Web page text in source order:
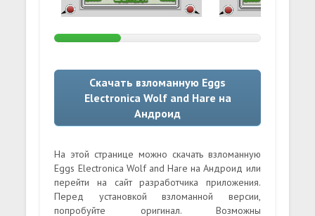
Скачать взломанную Eggs
Electronica Wolf and Hare на
Андроид
На этой странице можно скачать взломанную
Eggs Electronica Wolf and Hare на Андроид или
перейти на сайт разработчика приложения.
Перед установкой взломанной версии,
попробуйте оригинал. Возможны